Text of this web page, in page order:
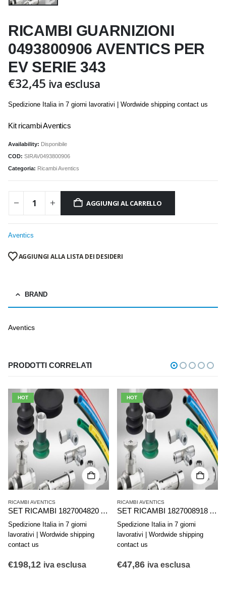
RICAMBI GUARNIZIONI
0493800906 AVENTICS PER
EV SERIE 343
€32,45 iva esclusa
Spedizione Italia in 7 giorni lavorativi | Wordwide shipping contact us
Kit ricambi Aventics
Availability: Disponibile
COD: SIRAV0493800906
Categoria: Ricambi Aventics
AGGIUNGI AL CARRELLO
Aventics
AGGIUNGI ALLA LISTA DEI DESIDERI
BRAND
Aventics
PRODOTTI CORRELATI
HOT
RICAMBI AVENTICS
SET RICAMBI 1827004820 AVENTICS SERIE PRA C10A D160 INTERIOR KIT
Spedizione Italia in 7 giorni
lavorativi | Wordwide shipping
contact us
€198,12 iva esclusa
HOT
RICAMBI AVENTICS
SET RICAMBI 1827008918 AVENTICS SERIE KPZ D25
Spedizione Italia in 7 giorni
lavorativi | Wordwide shipping
contact us
€47,86 iva esclusa